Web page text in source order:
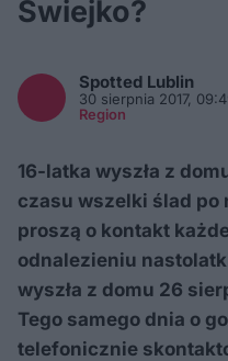
Świejko?
Spotted Lublin
30 sierpnia 2017,
Region
16-latka wyszła z
czasu wszelki ślad po
proszą o kontakt
odnalezieniu
wyszła z domu 26
Tego samego dnia o
telefonicznie